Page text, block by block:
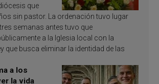
que
sin pastor. La ordenación tuvo lugar
semanas antes tuvo que
a la Iglesia local con la
que busca eliminar la identidad de las
a los
la vida